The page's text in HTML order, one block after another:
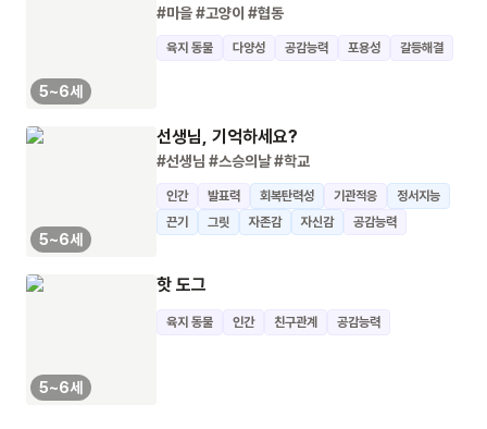
5~6세
#마을#고양이 #협동
육지 동물 다양성 공감능력 포용성 갈등해결
5~6세
선생님, 기억하세요?
#선생님 #스승의날#학교
인간 발표력 회복탄력성 기관적응
정서지능
끈기
그릿 자존감 자신감 공감능력
5~6세
핫 도그
육지 동물 인간 친구관계 공감능력